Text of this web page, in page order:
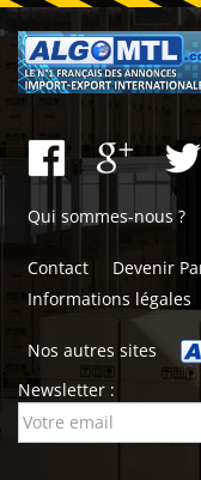
Qui sommes-nous ?
Contact Devenir
Informations légales
Nos autres sites
Newsletter :